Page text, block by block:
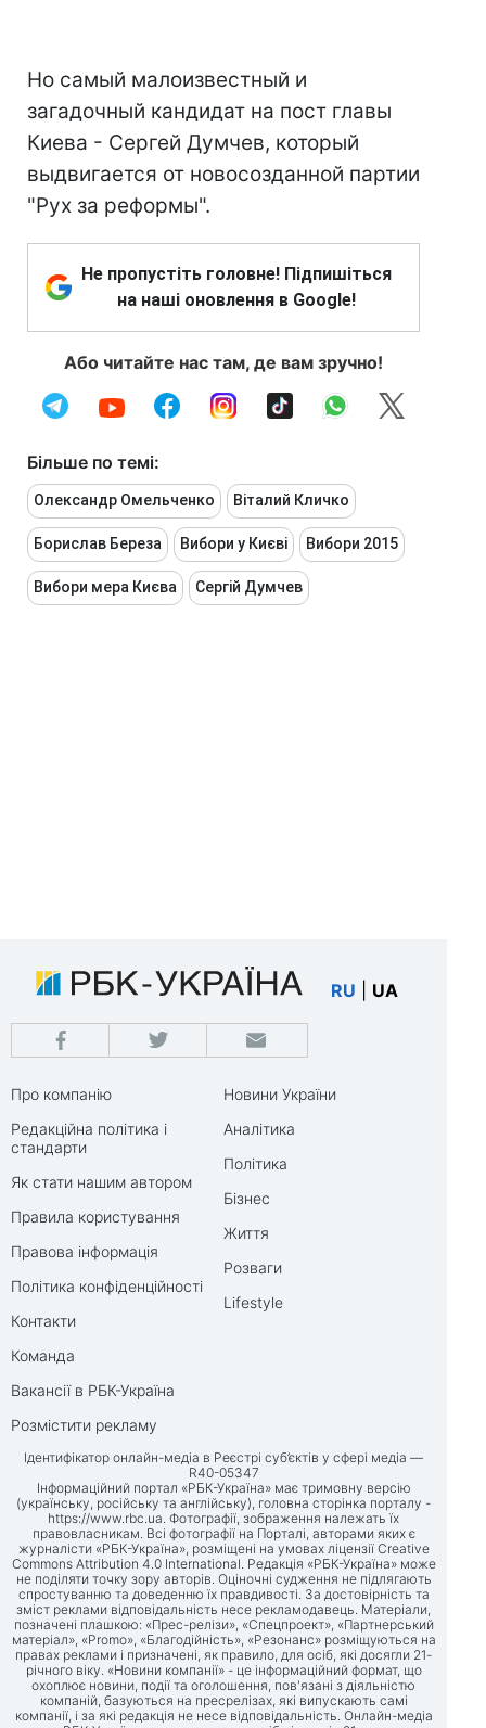
Но самый малоизвестный и
загадочный кандидат на пост главы
Киева - Сергей Думчев, который
выдвигается от новосозданной партии
"Рух за реформы".
Не пропустіть головне! Підпишіться
на наші оновлення в Google!
Або читайте нас там, де вам зручно!
Більше по темі:
Олександр Омельченко Віталий Кличко
Борислав Береза Вибори у Києві Вибори 2015
Вибори мера Києва Сергій Думчев
RU UA
Про компанію
Редакційна політика і
стандарти
Як стати нашим автором
Правила користування
Правова інформація
Політика конфіденційності
Контакти
Команда
Вакансії в РБК-Україна
Розмістити рекламу
Новини України
Аналітика
Політика
Бізнес
Життя
Розваги
Lifestyle
Ідентифікатор онлайн-медіа в Реєстрі суб’єктів у сфері медіа —
R40-05347
Інформаційний портал «РБК-Україна» має тримовну версію
(українську, російську та англійську), головна сторінка порталу -
https://www.rbc.ua. Фотографії, зображення належать їх
правовласникам. Всі фотографії на Порталі, авторами яких є
журналісти «РБК-Україна», розміщені на умовах ліцензії Creative
Commons Attribution 4.0 International. Редакція «РБК-Україна» може
не поділяти точку зору авторів. Оціночні судження не підлягають
спростуванню та доведенню їх правдивості. За достовірність та
зміст реклами відповідальність несе рекламодавець. Матеріали,
позначені плашкою: «Прес-релізи», «Спецпроект», «Партнерський
матеріал», «Promo», «Благодійність», «Резонанс» розміщуються на
правах реклами і призначені, як правило, для осіб, які досягли 21-
річного віку. «Новини компанії» - це інформаційний формат, що
охоплює новини, події та оголошення, пов'язані з діяльністю
компаній, базуються на пресрелізах, які випускають самі
компанії, і за які редакція не несе відповідальність. Онлайн-медіа